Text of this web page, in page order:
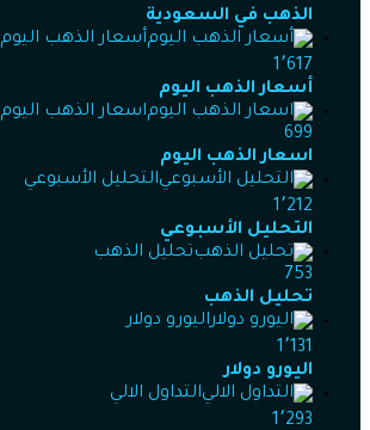
الذهب في السعودية
أسعار الذهب اليوم
1٬617
أسعار الذهب اليوم
اسعار الذهب اليوم
699
اسعار الذهب اليوم
التحليل الأسبوعي
1٬212
التحليل الأسبوعي
تحليل الذهب
753
تحليل الذهب
اليورو دولار
1٬131
اليورو دولار
التداول الالي
1٬293